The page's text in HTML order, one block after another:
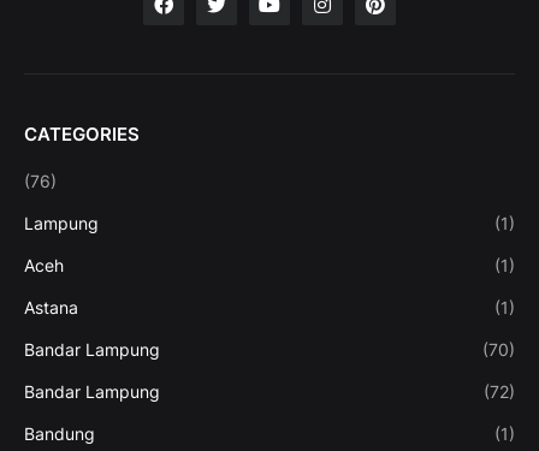
CATEGORIES
(76)
Lampung (1)
Aceh (1)
Astana (1)
Bandar Lampung (70)
Bandar Lampung (72)
Bandung (1)